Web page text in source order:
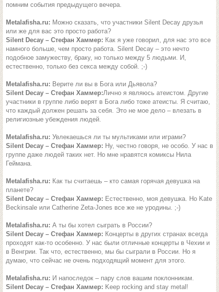
помним события предыдущего вечера.
Metalafisha.ru: Можно сказать, что участники Silent Decay друзья
или же для вас это просто работа?
Silent Decay – Стефан Хаммер: Как я уже говорил, для нас это все
намного больше, чем просто работа. Silent Decay – это нечто
подобное замужеству, браку, но только между 5 людьми. И,
естественно, только без секса между собой. ;-)
Metalafisha.ru: Верите ли вы в Бога или Дьявола?
Silent Decay – Стефан Хаммер:Лично я являюсь атеистом. Другие
участники в группе либо верят в Бога либо тоже атеисты. Я считаю,
что каждый должен решать за себя. Это не мое дело – влезать в
религиозные убеждения людей.
Metalafisha.ru: Увлекаешься ли ты мультиками или играми?
Silent Decay – Стефан Хаммер: Ну, честно говоря, не особо. У нас в
группе даже людей таких нет. Но мне нравятся комиксы Нила
Геймана.
Metalafisha.ru: Как ты считаешь – кто самая горячая девушка на
планете?
Silent Decay – Стефан Хаммер: Естественно, моя девушка. Но Kate
Beckinsale или Catherine Zeta-Jones все же не уродины. ;-)
Metalafisha.ru: А ты бы хотел сыграть в России?
Silent Decay – Стефан Хаммер: Концерты в других странах всегда
проходят как-то особенно. У нас были отличные концерты в Чехии и
в Венгрии. Так что, естественно, мы бы сыграли в России. Но я
думаю, что сейчас не очень подходящий момент для этого.
Metalafisha.ru: И напоследок – пару слов вашим поклонникам.
Silent Decay – Стефан Хаммер: Keep rocking and stay metal!